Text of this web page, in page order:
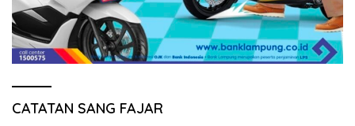
CATATAN SANG FAJAR